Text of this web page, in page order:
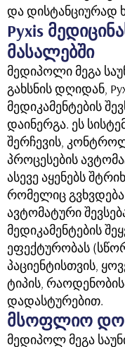
და დისტანციურად
Pyxis
მასალებში
მედიპოლი მეგა
გახსნის დღიდან,
მედიკამენტების
დაინერგა. ეს
შერჩევის,
პროცესების
ასევე აყენებს
რომელიც გვხვდება
ავტომატური
მედიკამენტების
ეფექტურობას
პაციენტისთვის,
ტიპის,
დადასტურებით.
მსოფლიო
მედიპოლ მეგა